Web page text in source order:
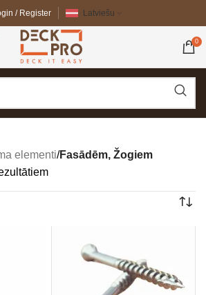
/ Register Latviešu
0
elementi/Fasādēm, Žogiem